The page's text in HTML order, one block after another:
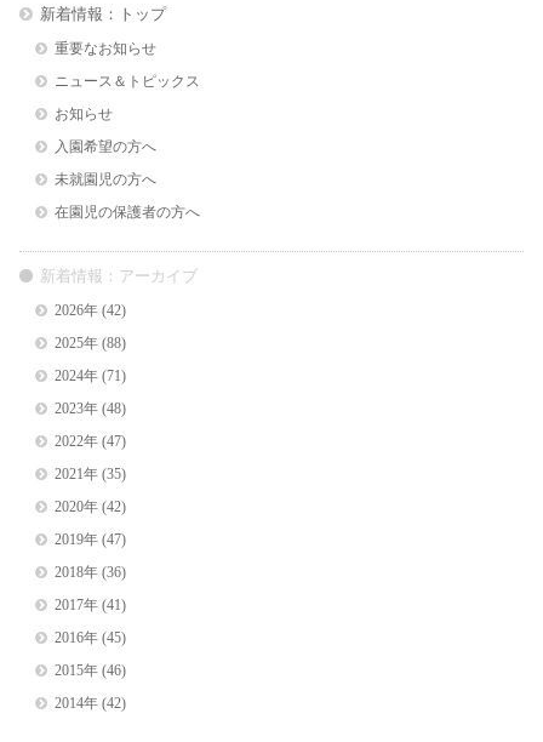
新着情報：トップ
重要なお知らせ
ニュース＆トピックス
お知らせ
入園希望の方へ
未就園児の方へ
在園児の保護者の方へ
新着情報：アーカイブ
2026年(42)
2025年(88)
2024年(71)
2023年(48)
2022年(47)
2021年(35)
2020年(42)
2019年(47)
2018年(36)
2017年(41)
2016年(45)
2015年(46)
2014年(42)